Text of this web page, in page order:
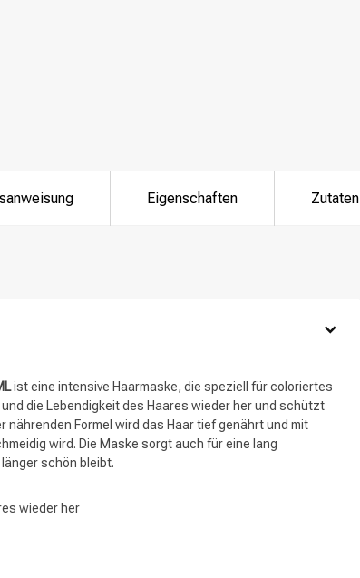
Kategorie suchst du?
Eigenschaften Zutaten
ist eine intensive Haarmaske, die speziell für coloriertes
die Lebendigkeit des Haares wieder her und schützt
nährenden Formel wird das Haar tief genährt und mit
wird. Die Maske sorgt auch für eine lang
schön bleibt.
wieder her